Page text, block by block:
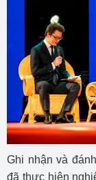
Ghi nhận và
đã thực hiện